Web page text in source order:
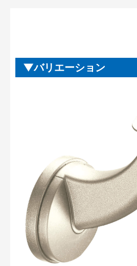
バリエーション